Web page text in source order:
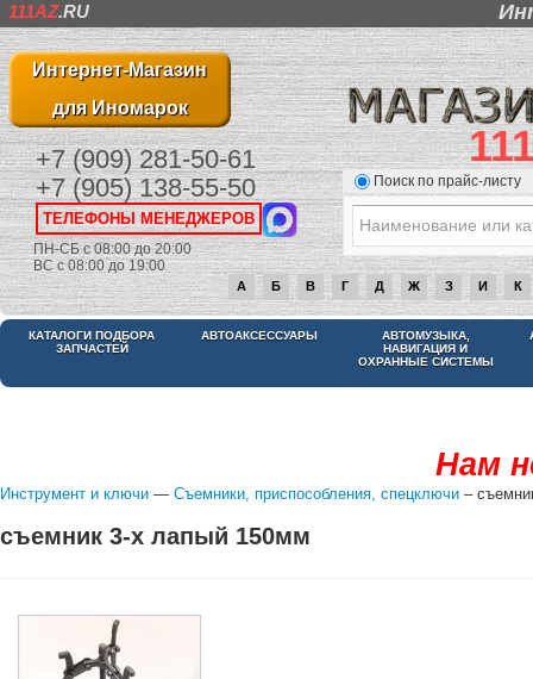
111AZ.RU
Интернет-Магазин
для Иномарок
+7 (909) 281-50-61
+7 (905) 138-55-50
ТЕЛЕФОНЫ МЕНЕДЖЕРОВ
ПН-СБ с 08:00 до 20:00
ВС с 08:00 до 19:00
Поиск по прайс-листу
А Б В Г Д Ж З И К
КАТАЛОГИ ПОДБОРА
ЗАПЧАСТЕЙ
АВТОАКСЕССУАРЫ
АВТОМУЗЫКА,
НАВИГАЦИЯ И
ОХРАННЫЕ СИСТЕМЫ
Нам
Инструмент и ключи — Съемники, приспособления, спецключи –
съемник 3-х лапый 150мм